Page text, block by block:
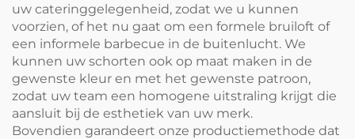
uw cateringgelegenheid, zodat we u kunnen
voorzien, of het nu gaat om een formele bruiloft of
een informele barbecue in de buitenlucht. We
kunnen uw schorten ook op maat maken in de
gewenste kleur en met het gewenste patroon,
zodat uw team een homogene uitstraling krijgt die
aansluit bij de esthetiek van uw merk.
Bovendien garandeert onze productiemethode dat